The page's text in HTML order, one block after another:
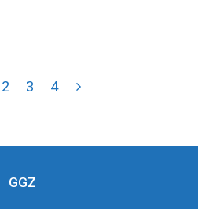
2 3 4
GGZ